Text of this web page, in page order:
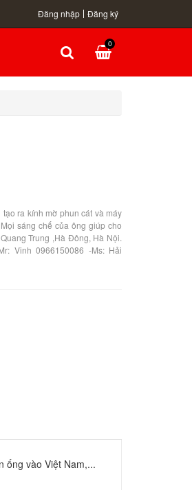
Đăng nhập Đăng ký
0
ra kính mờ phun cát và máy
sáng chế của ông giúp cho
Trung ,Hà Đông, Hà Nội.
Vinh 0966150086 -Ms: Hải
ống vào Việt Nam,...